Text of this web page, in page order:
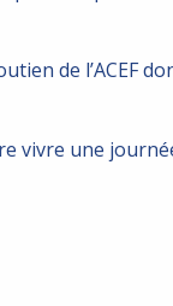
de l’ACEF
vivre une